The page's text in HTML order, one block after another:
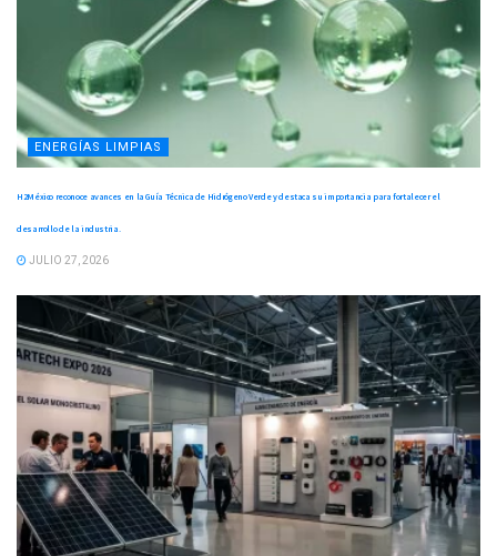
ENERGÍAS LIMPIAS
H2México reconoce avances en la Guía Técnica de Hidrógeno Verde y destaca su importancia para fortalecer el
desarrollo de la industria.
JULIO 27, 2026